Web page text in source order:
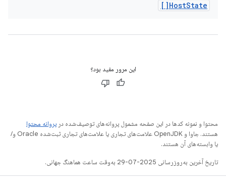
HostState[]
این مرور مفید بود؟
محتوا و نمونه کدها در این صفحه مشمول پروانه‌های توصیف‌شده در پروانه محتوا
هستند. جاوا و OpenJDK علامت‌های تجاری یا علامت‌های تجاری ثبت‌شده Oracle و/
یا وابسته‌های آن هستند.
تاریخ آخرین به‌روزرسانی 2025-07-29 به‌وقت ساعت هماهنگ جهانی.